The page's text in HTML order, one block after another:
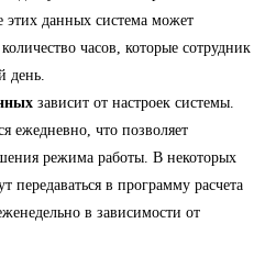
этих данных система может
часов, которые сотрудник
день.
зависит от настроек системы.
ежедневно, что позволяет
режима работы. В некоторых
передаваться в программу расчета
в зависимости от